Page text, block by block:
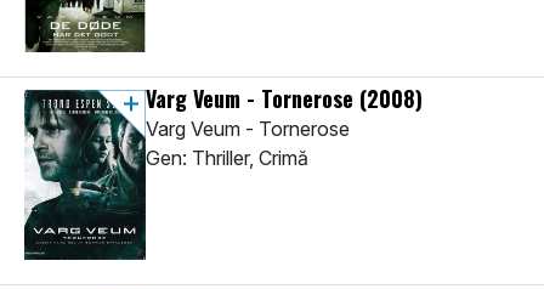
Varg Veum - Tornerose (2008)
Varg Veum - Tornerose
Gen: Thriller, Crimă